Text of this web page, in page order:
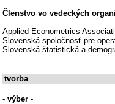
Členstvo vo vedeckých
Applied Econometrics
Slovenská spoločnosť pre
Slovenská štatistická a
tvorba
- výber -